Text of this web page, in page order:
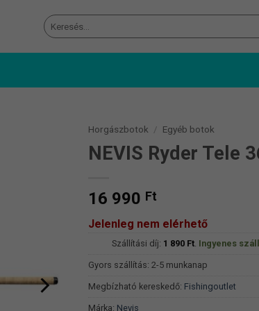
Keresés
a
Horgászbotok / Egyéb botok
NEVIS Ryder Tele
16 990 Ft
Jelenleg nem elérhető
Szállítási díj: 1 890 Ft. Ingyenes
Gyors szállítás: 2-5 munkanap
Megbízható kereskedő: Fishingoutlet
Márka: Nevis